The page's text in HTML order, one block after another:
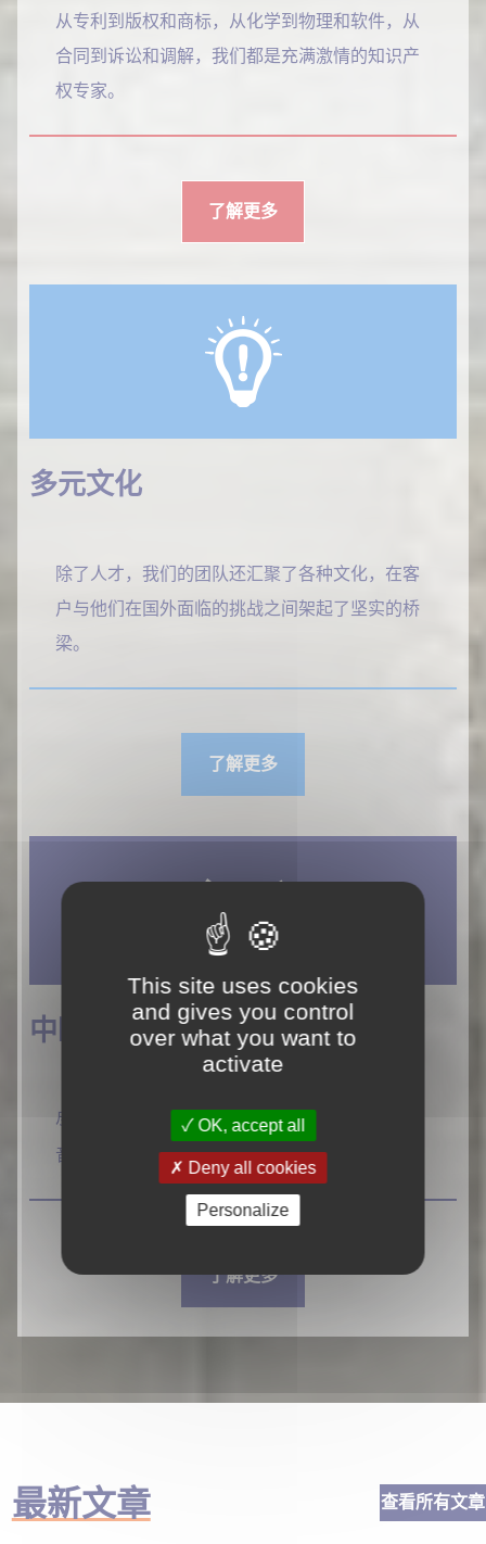
从专利到版权和商标，从化学到物理和软件，从
合同到诉讼和调解，我们都是充满激情的知识产
权专家。
了解更多
多元文化
除了人才，我们的团队还汇聚了各种文化，在客
户与他们在国外面临的挑战之间架起了坚实的桥
梁。
了解更多
中欧多地办公地址
尽可能贴近你的团队意味着首先要倾听你的声
音。
了解更多
最新文章 查看所有文章
This site uses cookies
and gives you control
over what you want to
activate
OK, accept all
Deny all cookies
Personalize